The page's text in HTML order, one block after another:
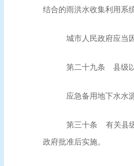
结合的雨洪水收集利用系
城市人民政府应当
第二十九条 县级
应急备用地下水水
第三十条 有关县
政府批准后实施。